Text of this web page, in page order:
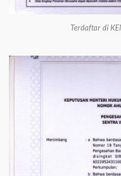
Terdaftar di